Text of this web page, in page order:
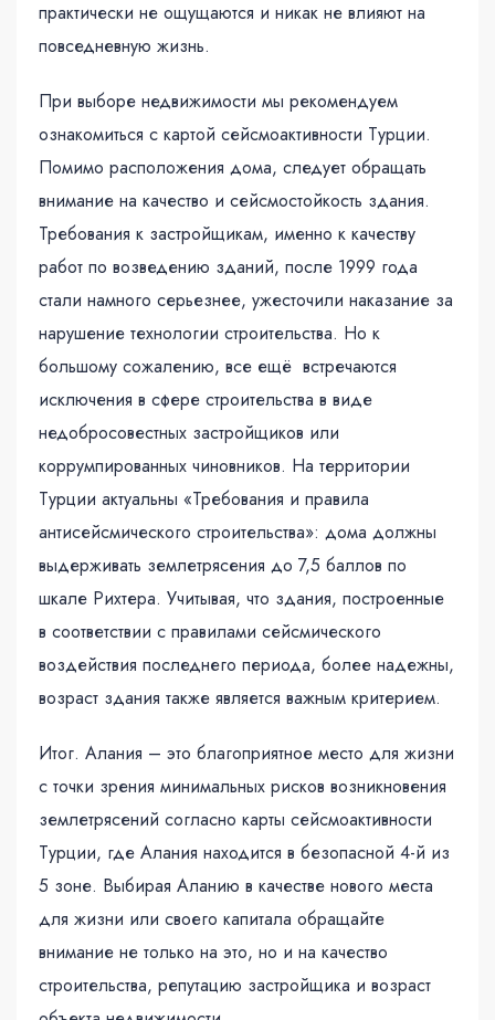
практически не ощущаются и никак не влияют на
повседневную жизнь.
При выборе недвижимости мы рекомендуем
ознакомиться с картой сейсмоактивности Турции.
Помимо расположения дома, следует обращать
внимание на качество и сейсмостойкость здания.
Требования к застройщикам, именно к качеству
работ по возведению зданий, после 1999 года
стали намного серьезнее, ужесточили наказание за
нарушение технологии строительства. Но к
большому сожалению, все ещё встречаются
исключения в сфере строительства в виде
недобросовестных застройщиков или
коррумпированных чиновников. На территории
Турции актуальны «Требования и правила
антисейсмического строительства»: дома должны
выдерживать землетрясения до 7,5 баллов по
шкале Рихтера. Учитывая, что здания, построенные
в соответствии с правилами сейсмического
воздействия последнего периода, более надежны,
возраст здания также является важным критерием.
Итог. Алания – это благоприятное место для жизни
с точки зрения минимальных рисков возникновения
землетрясений согласно карты сейсмоактивности
Турции, где Алания находится в безопасной 4-й из
5 зоне. Выбирая Аланию в качестве нового места
для жизни или своего капитала обращайте
внимание не только на это, но и на качество
строительства, репутацию застройщика и возраст